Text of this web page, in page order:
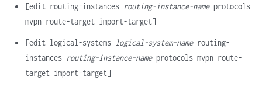
[edit routing-instances routing-instance-nameprotocols
mvpn route-target import-target]
[edit logical-systems logical-system-namerouting-
instances routing-instance-nameprotocols mvpn route-
target import-target]